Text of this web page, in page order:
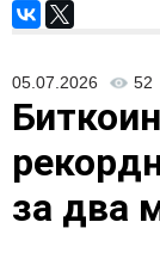
05.07.2026 52
за два